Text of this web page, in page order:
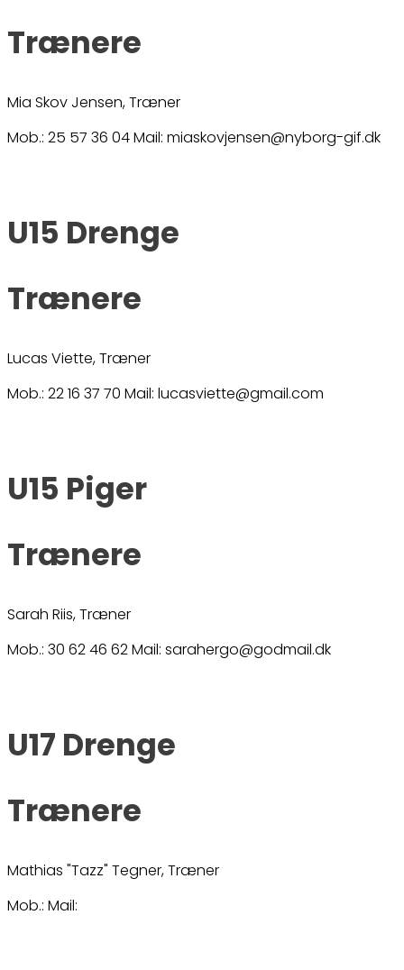
Trænere
Mia Skov Jensen, Træner
Mob.: 25 57 36 04 Mail: miaskovjensen@nyborg-gif.dk
U15 Drenge
Trænere
Lucas Viette, Træner
Mob.: 22 16 37 70 Mail: lucasviette@gmail.com
U15 Piger
Trænere
Sarah Riis, Træner
Mob.: 30 62 46 62 Mail: sarahergo@godmail.dk
U17 Drenge
Trænere
Mathias "Tazz" Tegner, Træner
Mob.: Mail: